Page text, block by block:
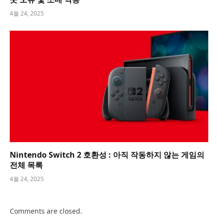
4월 24, 2025
Nintendo Switch 2 호환성 : 아직 작동하지 않는 게임의
전체 목록
4월 24, 2025
Comments are closed.